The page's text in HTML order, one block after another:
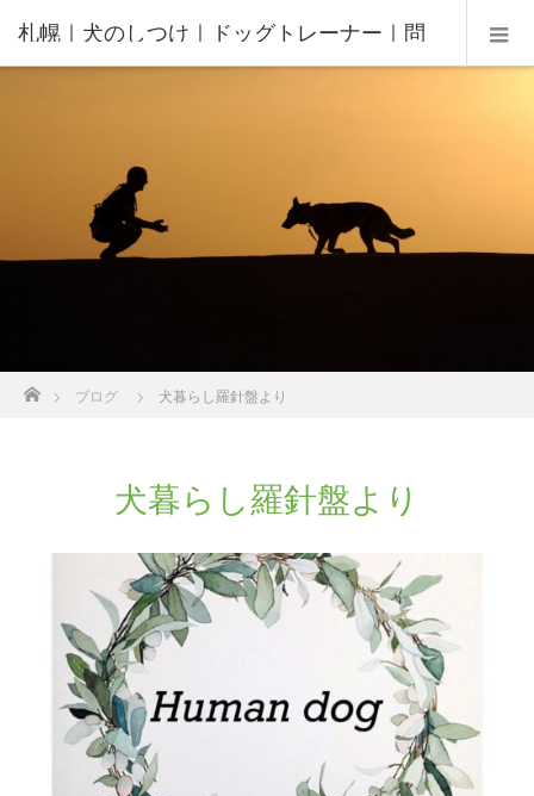
札幌｜犬のしつけ｜ドッグトレーナー｜問
んの家庭教師®️
ブログ 犬暮らし羅針盤より
犬暮らし羅針盤より